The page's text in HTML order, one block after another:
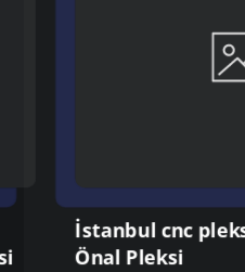
İstanbul cnc
Önal Pleksi